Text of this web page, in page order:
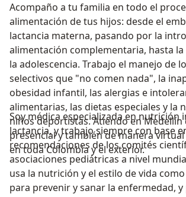
Acompaño a tu familia en todo el
alimentación de tus hijos: desde el
lactancia materna, pasando por la
alimentación complementaria, hasta la
la adolescencia. Trabajo el manejo de
selectivos que "no comen nada", la
obesidad infantil, las alergias e
alimentarias, las dietas especiales y la
niños deportistas. Atiendo en Medellín
presencial y también de manera
en toda Colombia y el exterior.
Soy médica especializada en nutrición
lactancia, y trabajo siempre con base
recomendaciones de los comités
asociaciones pediátricas a nivel
usa la nutrición y el estilo de vida
para prevenir y sanar la enfermedad,